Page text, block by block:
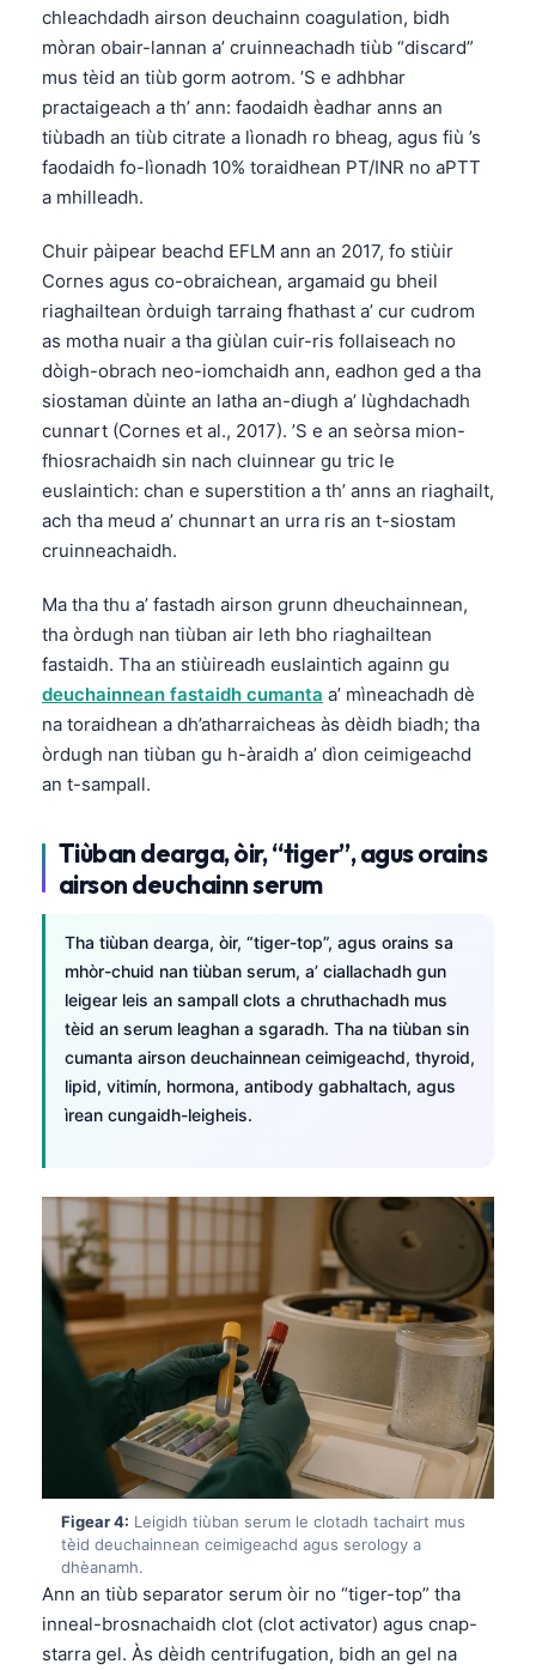
chleachdadh airson deuchainn coagulation, bidh
mòran obair-lannan a’ cruinneachadh tiùb “discard”
mus tèid an tiùb gorm aotrom. ’S e adhbhar
practaigeach a th’ ann: faodaidh èadhar anns an
tiùbadh an tiùb citrate a lìonadh ro bheag, agus fiù ’s
faodaidh fo-lìonadh 10% toraidhean PT/INR no aPTT
a mhilleadh.
Chuir pàipear beachd EFLM ann an 2017, fo stiùir
Cornes agus co-obraichean, argamaid gu bheil
riaghailtean òrduigh tarraing fhathast a’ cur cudrom
as motha nuair a tha giùlan cuir-ris follaiseach no
dòigh-obrach neo-iomchaidh ann, eadhon ged a tha
siostaman dùinte an latha an-diugh a’ lùghdachadh
cunnart (Cornes et al., 2017). ’S e an seòrsa mion-
fhiosrachaidh sin nach cluinnear gu tric le
euslaintich: chan e superstition a th’ anns an riaghailt,
ach tha meud a’ chunnart an urra ris an t-siostam
cruinneachaidh.
Ma tha thu a’ fastadh airson grunn dheuchainnean,
tha òrdugh nan tiùban air leth bho riaghailtean
fastaidh. Tha an stiùireadh euslaintich againn gu
deuchainnean fastaidh cumanta a’ mìneachadh dè
na toraidhean a dh’atharraicheas às dèidh biadh; tha
òrdugh nan tiùban gu h-àraidh a’ dìon ceimigeachd
an t-sampall.
Tiùban dearga, òir, “tiger”, agus orains
airson deuchainn serum
Tha tiùban dearga, òir, “tiger-top”, agus orains sa
mhòr-chuid nan tiùban serum, a’ ciallachadh gun
leigear leis an sampall clots a chruthachadh mus
tèid an serum leaghan a sgaradh. Tha na tiùban sin
cumanta airson deuchainnean ceimigeachd, thyroid,
lipid, vitimín, hormona, antibody gabhaltach, agus
ìrean cungaidh-leigheis.
Figear 4: Leigidh tiùban serum le clotadh tachairt mus
tèid deuchainnean ceimigeachd agus serology a
dhèanamh.
Ann an tiùb separator serum òir no “tiger-top” tha
inneal-brosnachaidh clot (clot activator) agus cnap-
starra gel. Às dèidh centrifugation, bidh an gel na